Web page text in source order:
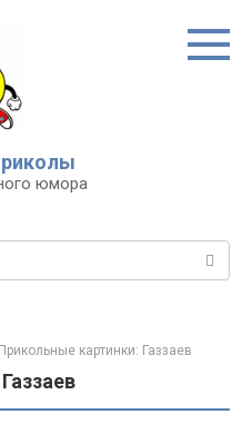
юмора
Прикольные картинки: Газзаев